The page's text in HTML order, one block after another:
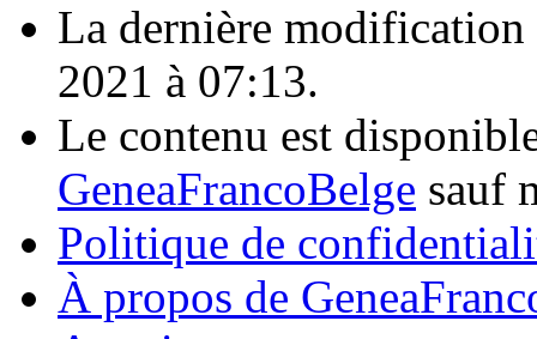
La dernière modification
2021 à 07:13.
Le contenu est
GeneaFrancoBelge sauf
Politique de
À propos de